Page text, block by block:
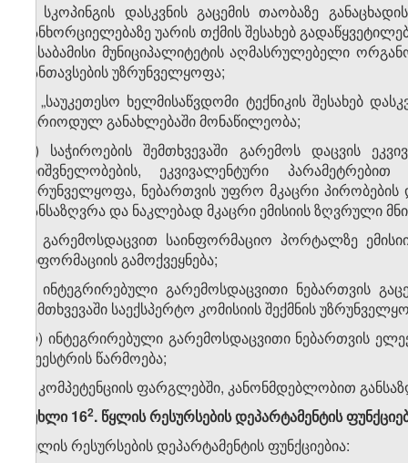
ვ) სკოპინგის დასკვნის გაცემის თაობაზე
განხორციელებაზე უარის თქმის შესახებ
შესაბამისი მუნიციპალიტეტის აღმასრულებელი
განთავსების უზრუნველყოფა;
ზ) „საუკეთესო ხელმისაწვდომი ტექნიკის შესახებ
პერიოდულ განახლებაში მონაწილეობა;
თ) საჭიროების შემთხვევაში გარემოს დაცვის
მნიშვნელობების, ეკვივალენტური
უზრუნველყოფა, ნებართვის უფრო მკაცრი
განსაზღვრა და ნაკლებად მკაცრი ემისიის ზღვრული
ი) გარემოსდაცვით საინფორმაციო პორტალზე
ინფორმაციის გამოქვეყნება;
კ) ინტეგრირებული გარემოსდაცვითი ნებართვის
შემთხვევაში საექსპერტო კომისიის შექმნის
ლ) ინტეგრირებული გარემოსდაცვითი ნებართვის
რეესტრის წარმოება;
მ) კომპეტენციის ფარგლებში, კანონმდებლობით
მუხლი 16​2. წყლის რესურსების დეპარტამენტის
წყლის რესურსების დეპარტამენტის ფუნქციებია: